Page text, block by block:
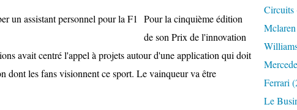
Pour la cinquième édition
de son Prix de l'innovation
avait centré l'appel à projets autour d'une application qui doit
dont les fans visionnent ce sport. Le vainqueur va être
Circuits
Mclaren
Ferrari
Le